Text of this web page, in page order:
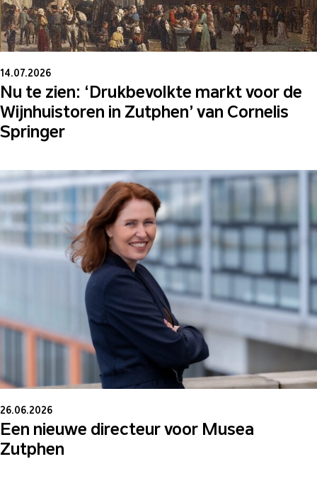
14.07.2026
Nu te zien: ‘Drukbevolkte markt voor de
Wijnhuistoren in Zutphen’ van Cornelis
Springer
26.06.2026
Een nieuwe directeur voor Musea
Zutphen